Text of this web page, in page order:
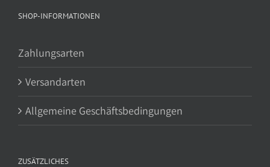
SHOP-INFORMATIONEN
Zahlungsarten
Versandarten
Allgemeine Geschäftsbedingungen
ZUSÄTZLICHES